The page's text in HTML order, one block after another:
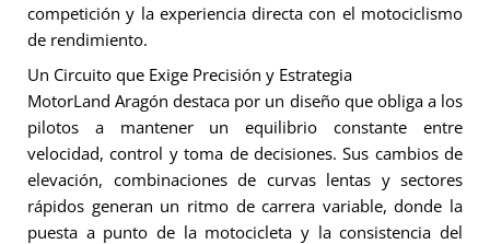
competición y la experiencia directa con el motociclismo
de rendimiento.
Un Circuito que Exige Precisión y Estrategia
MotorLand Aragón destaca por un diseño que obliga a los
pilotos a mantener un equilibrio constante entre
velocidad, control y toma de decisiones. Sus cambios de
elevación, combinaciones de curvas lentas y sectores
rápidos generan un ritmo de carrera variable, donde la
puesta a punto de la motocicleta y la consistencia del